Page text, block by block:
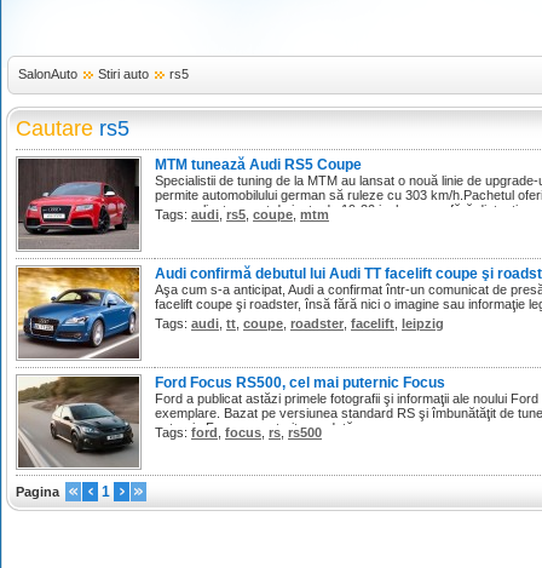
SalonAuto Stiri auto rs5
Cautare rs5
MTM tunează Audi RS5 Coupe
Specialistii de tuning de la MTM au lansat o nouă linie de
permite automobilului german să ruleze cu 303 km/h.Pachetul
personalizat, un set de jante de 19-20 inch cu sau fără
Tags: audi rs5 coupe mtm
Audi confirmă debutul lui Audi TT facelift coupe şi
Aşa cum s-a anticipat, Audi a confirmat într-un comunicat de
facelift coupe şi roadster, însă fără nici o imagine sau informaţie
Tags: audi tt coupe roadster facelift leipzig
Ford Focus RS500, cel mai puternic Focus
Ford a publicat astăzi primele fotografii şi informaţii ale noului
exemplare. Bazat pe versiunea standard RS şi îmbunătăţit de
puternic Focus construit vreodată.
Tags: ford focus rs rs500
Pagina 1